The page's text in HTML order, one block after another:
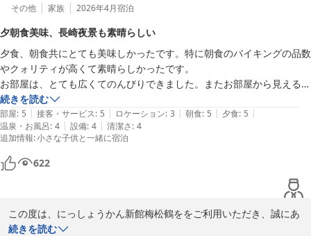
にっしょうかん新館梅松鶴
2026-02-11
その他 家族 2026年4月宿泊
夕朝食美味、長崎夜景も素晴らしい
夕食、朝食共にとても美味しかったです。特に朝食のバイキングの品数
やクォリティが高くて素晴らしかったです。
お部屋は、とても広くてのんびりできました。またお部屋から見える長
崎の夜景は、とても綺麗でした。
続きを読む
部屋: 5 | 接客・サービス: 5 | ロケーション: 3 | 朝食: 5 | 夕食: 5 |
温泉・お風呂: 4 | 設備: 4 | 清潔さ: 4
追加情報:小さな子供と一緒に宿泊
622
この度は、にっしょうかん新館梅松鶴ををご利用いただき、誠にあ
りがとうございます。お食事やお部屋の快適さについて高く評価し
続きを読む